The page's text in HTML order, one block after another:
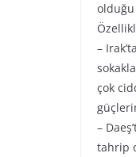
–
çok
–
tahrip